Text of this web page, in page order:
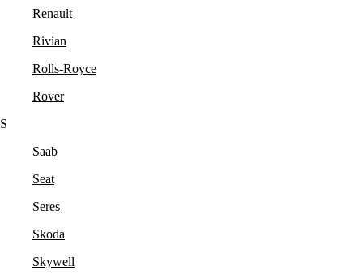
Renault
Rivian
Rolls-Royce
Rover
S
Saab
Seat
Seres
Skoda
Skywell